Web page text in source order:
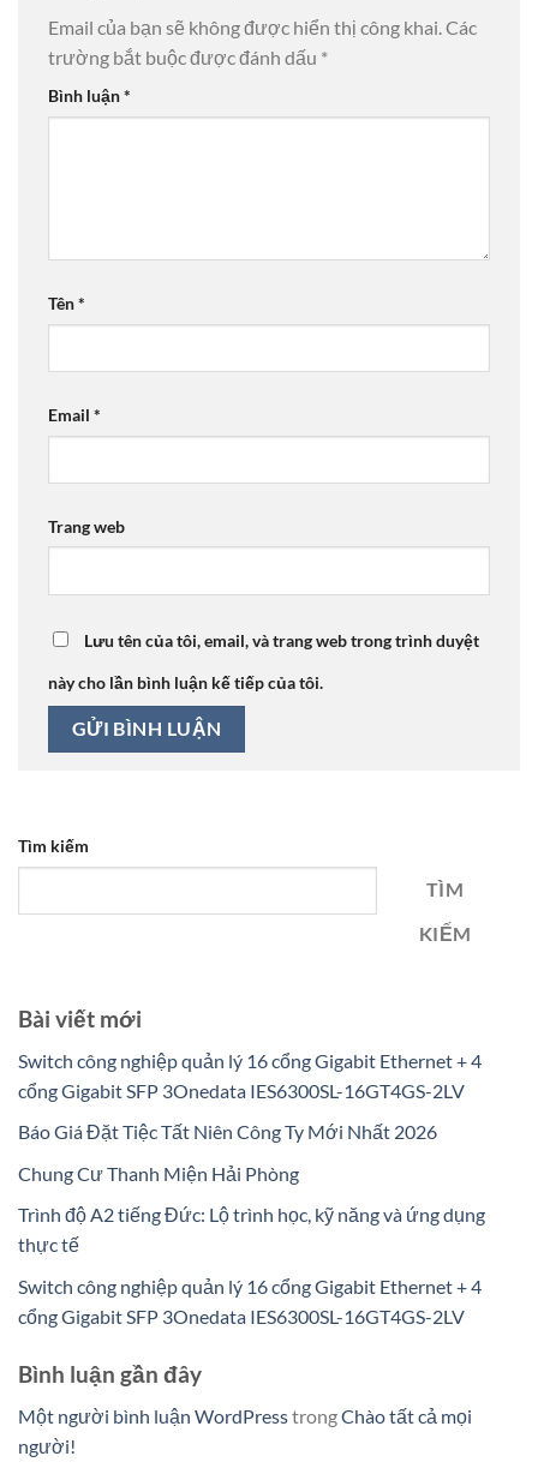
Email của bạn sẽ không được hiển thị công khai.Các
trường bắt buộc được đánh dấu *
Bình luận*
Tên*
Email *
Trang web
Lưu tên của tôi, email, và trang web trong trình duyệt
này cho lần bình luận kế tiếp của tôi.
Tìm kiếm
TÌM
KIẾM
Bài viết mới
Switch công nghiệp quản lý 16 cổng Gigabit Ethernet + 4
cổng Gigabit SFP 3Onedata IES6300SL-16GT4GS-2LV
Báo Giá Đặt Tiệc Tất Niên Công Ty Mới Nhất 2026
Chung Cư Thanh Miện Hải Phòng
Trình độ A2 tiếng Đức: Lộ trình học, kỹ năng và ứng dụng
thực tế
Switch công nghiệp quản lý 16 cổng Gigabit Ethernet + 4
cổng Gigabit SFP 3Onedata IES6300SL-16GT4GS-2LV
Bình luận gần đây
Một người bình luận WordPresstrongChào tất cả mọi
người!